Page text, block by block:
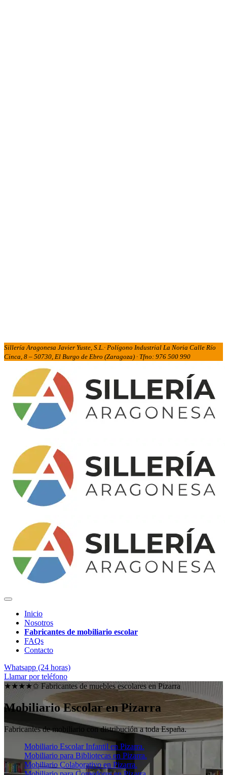
Sillería Aragonesa Javier Yuste, S.L.· Polígono Industrial La Noria Calle Río
Cinca, 8 – 50730, El Burgo de Ebro (Zaragoza) · Tfno: 976 500 990
Inicio
Nosotros
Fabricantes de mobiliario escolar
FAQs
Contacto
Whatsapp (24 horas)
Llamar por teléfono
★★★★✩ Fabricantes de muebles escolares en Pizarra
Mobiliario Escolar enPizarra
Fabricantes de mobiliario con distribución a toda España.
Mobiliario Escolar Infantil en Pizarra.
Mobiliario para Bibliotecas en Pizarra.
Mobiliario Colaborativo en Pizarra.